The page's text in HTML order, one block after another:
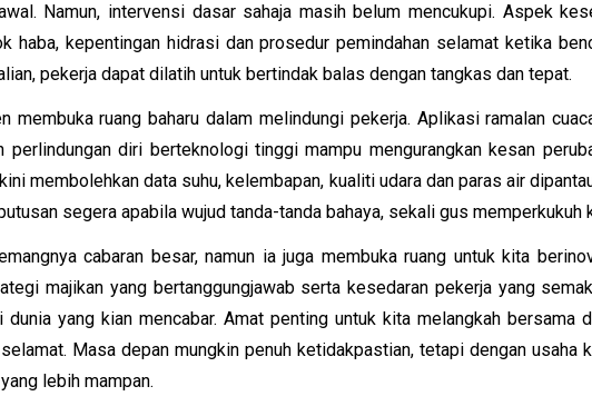
Namun, intervensi dasar sahaja masih belum mencukupi. Aspek
haba, kepentingan hidrasi dan prosedur pemindahan selamat ketika
pekerja dapat dilatih untuk bertindak balas dengan tangkas dan tepat.
membuka ruang baharu dalam melindungi pekerja. Aplikasi ramalan
diri berteknologi tinggi mampu mengurangkan kesan
membolehkan data suhu, kelembapan, kualiti udara dan paras air
segera apabila wujud tanda-tanda bahaya, sekali gus
cabaran besar, namun ia juga membuka ruang untuk kita
majikan yang bertanggungjawab serta kesedaran pekerja yang
yang kian mencabar. Amat penting untuk kita melangkah bersama
Masa depan mungkin penuh ketidakpastian, tetapi dengan
lebih mampan.